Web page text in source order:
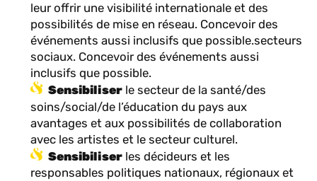
leur offrir une visibilité internationale et des
possibilités de mise en réseau. Concevoir des
événements aussi inclusifs que possible.secteurs
sociaux. Concevoir des événements aussi
inclusifs que possible.
Sensibiliser le secteur de la santé/des
soins/social/de l’éducation du pays aux
avantages et aux possibilités de collaboration
avec les artistes et le secteur culturel.
Sensibiliser les décideurs et les
responsables politiques nationaux, régionaux et